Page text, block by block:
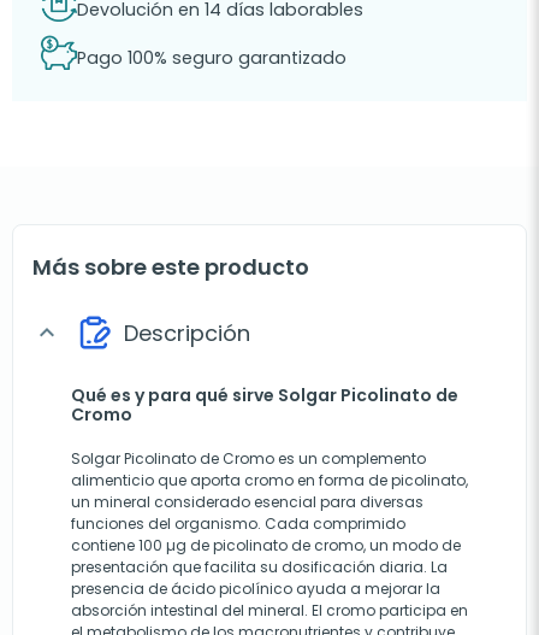
Devolución en 14 días laborables
Pago 100% seguro garantizado
Más sobre este producto
expand_more Descripción
Qué es y para qué sirve Solgar Picolinato de
Cromo
Solgar Picolinato de Cromo es un complemento
alimenticio que aporta cromo en forma de picolinato,
un mineral considerado esencial para diversas
funciones del organismo. Cada comprimido
contiene 100 µg de picolinato de cromo, un modo de
presentación que facilita su dosificación diaria. La
presencia de ácido picolínico ayuda a mejorar la
absorción intestinal del mineral. El cromo participa en